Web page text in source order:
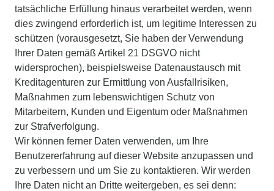
tatsächliche Erfüllung hinaus verarbeitet werden, wenn
dies zwingend erforderlich ist, um legitime Interessen zu
schützen (vorausgesetzt, Sie haben der Verwendung
Ihrer Daten gemäß Artikel 21 DSGVO nicht
widersprochen), beispielsweise Datenaustausch mit
Kreditagenturen zur Ermittlung von Ausfallrisiken,
Maßnahmen zum lebenswichtigen Schutz von
Mitarbeitern, Kunden und Eigentum oder Maßnahmen
zur Strafverfolgung.
Wir können ferner Daten verwenden, um Ihre
Benutzererfahrung auf dieser Website anzupassen und
zu verbessern und um Sie zu kontaktieren. Wir werden
Ihre Daten nicht an Dritte weitergeben, es sei denn: